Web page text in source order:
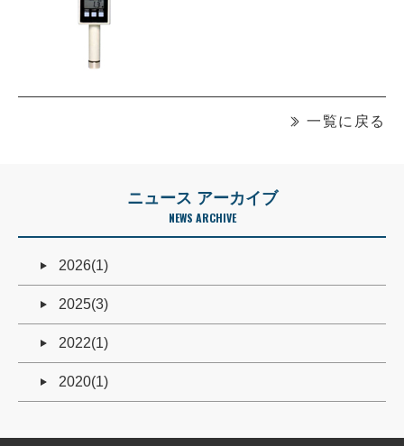
一覧に戻る
ニュース アーカイブ
NEWS ARCHIVE
2026(1)
2025(3)
2022(1)
2020(1)